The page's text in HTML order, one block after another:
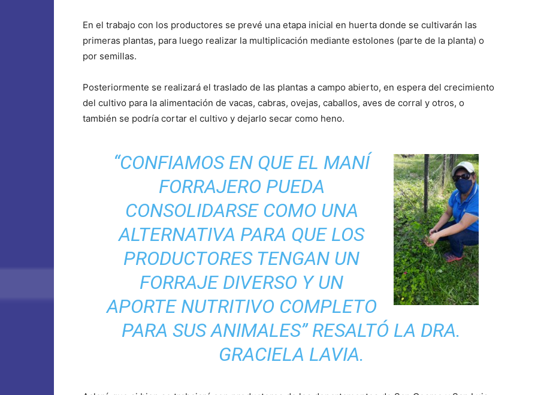
En el trabajo con los productores se prevé una etapa inicial en huerta donde se cultivarán las
primeras plantas, para luego realizar la multiplicación mediante estolones (parte de la planta) o
por semillas.
Posteriormente se realizará el traslado de las plantas a campo abierto, en espera del crecimiento
del cultivo para la alimentación de vacas, cabras, ovejas, caballos, aves de corral y otros, o
también se podría cortar el cultivo y dejarlo secar como heno.
“CONFIAMOS EN QUE EL MANÍ
FORRAJERO PUEDA
CONSOLIDARSE COMO UNA
ALTERNATIVA PARA QUE LOS
PRODUCTORES TENGAN UN
FORRAJE DIVERSO Y UN
APORTE NUTRITIVO COMPLETO
PARA SUS ANIMALES” RESALTÓ LA DRA.
GRACIELA LAVIA.